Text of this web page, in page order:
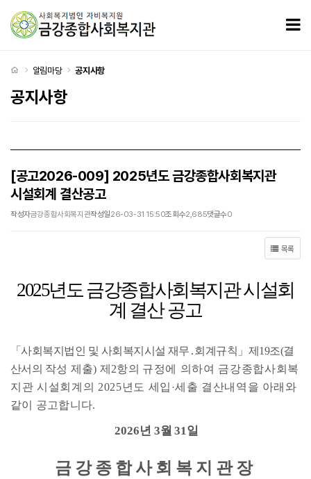
처음으로
알림마당 공지사항
공지사항
[공고2026-009] 2025년도 금강종합사회복지관
시설회계 결산공고
작성자금강종합사회복지관작성일26-03-31 15:50조회수2,685댓글수0
목록
2025년도 금강종합사회복지관 시설회
계 결산 공고
「사회복지법인 및 사회복지시설 재무 ․회계규칙 」 제 19조(결
산서의 작성 제출) 제 2항의 규정에 의하여 금강종합사회복
지관 시설회계의 2025년도 세입 ·세출 결산내역을 아래와
같이 공고합니다.
2026년 3월 31일
금강종합사회복지관장